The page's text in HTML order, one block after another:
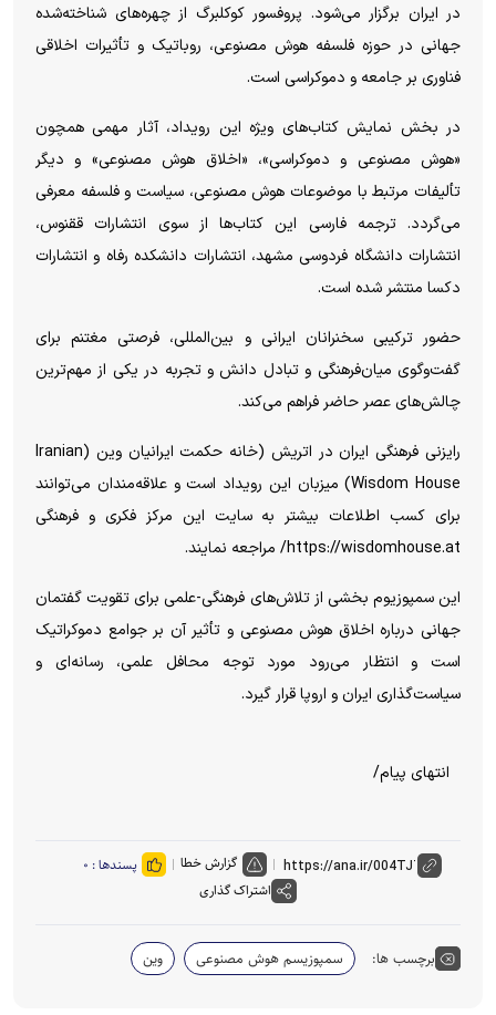
در ایران برگزار می‌شود. پروفسور کوکلبرگ از چهره‌های شناخته‌شده
جهانی در حوزه فلسفه هوش مصنوعی، روباتیک و تأثیرات اخلاقی
فناوری بر جامعه و دموکراسی است.
در بخش نمایش کتاب‌های ویژه این رویداد، آثار مهمی همچون
«هوش مصنوعی و دموکراسی»، «اخلاق هوش مصنوعی» و دیگر
تألیفات مرتبط با موضوعات هوش مصنوعی، سیاست و فلسفه معرفی
می‌گردد. ترجمه فارسی این کتاب‌ها از سوی انتشارات ققنوس،
انتشارات دانشگاه فردوسی مشهد، انتشارات دانشکده رفاه و انتشارات
دکسا منتشر شده است.
حضور ترکیبی سخنرانان ایرانی و بین‌المللی، فرصتی مغتنم برای
گفت‌وگوی میان‌فرهنگی و تبادل دانش و تجربه در یکی از مهم‌ترین
چالش‌های عصر حاضر فراهم می‌کند.
رایزنی فرهنگی ایران در اتریش (خانه حکمت ایرانیان وین (Iranian
Wisdom House) میزبان این رویداد است و علاقه‌مندان می‌توانند
برای کسب اطلاعات بیشتر به سایت این مرکز فکری و فرهنگی
https://wisdomhouse.at/ مراجعه نمایند.
این سمپوزیوم بخشی از تلاش‌های فرهنگی-علمی برای تقویت گفتمان
جهانی درباره اخلاق هوش مصنوعی و تأثیر آن بر جوامع دموکراتیک
است و انتظار می‌رود مورد توجه محافل علمی، رسانه‌ای و
سیاست‌گذاری ایران و اروپا قرار گیرد.
انتهای پیام/
گزارش خطا پسندها : ۰
اشتراک گذاری
برچسب ها: سمپوزیسم هوش مصنوعی وین